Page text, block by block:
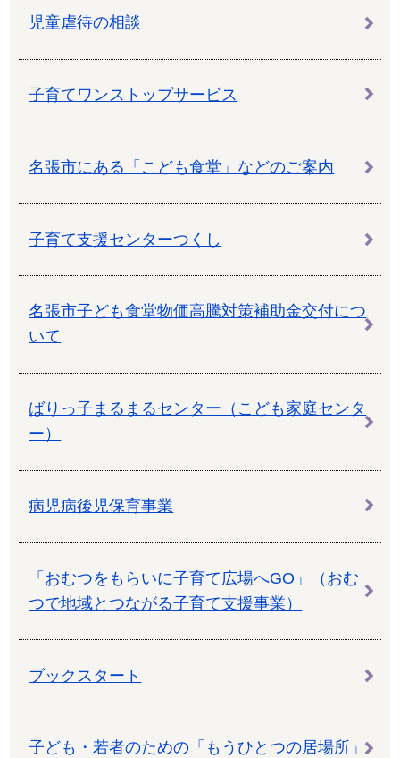
児童虐待の相談
子育てワンストップサービス
名張市にある「こども食堂」などのご案内
子育て支援センターつくし
名張市子ども食堂物価高騰対策補助金交付につ
いて
ばりっ子まるまるセンター（こども家庭センタ
ー）
病児病後児保育事業
「おむつをもらいに子育て広場へGO」（おむ
つで地域とつながる子育て支援事業）
ブックスタート
子ども・若者のための「もうひとつの居場所」